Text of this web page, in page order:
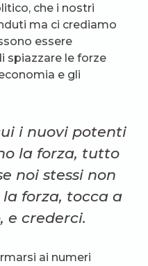
che i nostri
ma ci crediamo
essere
spiazzare le forze
e gli
i nuovi potenti
la forza, tutto
noi stessi non
forza, tocca a
e crederci.
ai numeri